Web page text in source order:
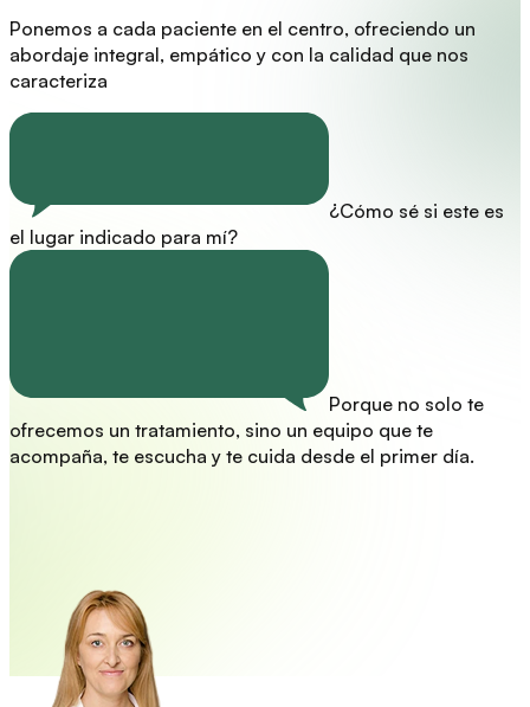
Ponemos a cada paciente en el centro, ofreciendo un
abordaje integral, empático y con la calidad que nos
caracteriza
¿Cómo sé si este es
el lugar indicado para mí?
Porque no solo te
ofrecemos un tratamiento, sino un equipo que te
acompaña, te escucha y te cuida desde el primer día.